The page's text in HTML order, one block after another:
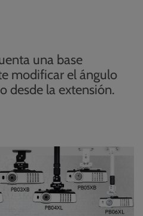
una base
modificar el ángulo
desde la extensión.